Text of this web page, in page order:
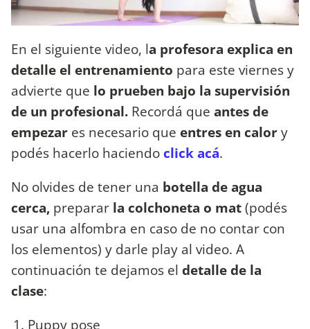
En el siguiente video, la profesora explica en
detalle el entrenamiento para este viernes y
advierte que lo prueben bajo la supervisión
de un profesional. Recordá que antes de
empezar es necesario que entres en calory
podés hacerlo haciendo click acá.
No olvides de tener una botella de agua
cerca, preparar la colchoneta o mat(podés
usar una alfombra en caso de no contar con
los elementos) y darle play al video. A
continuación te dejamos el detalle de la
clase:
Puppy pose